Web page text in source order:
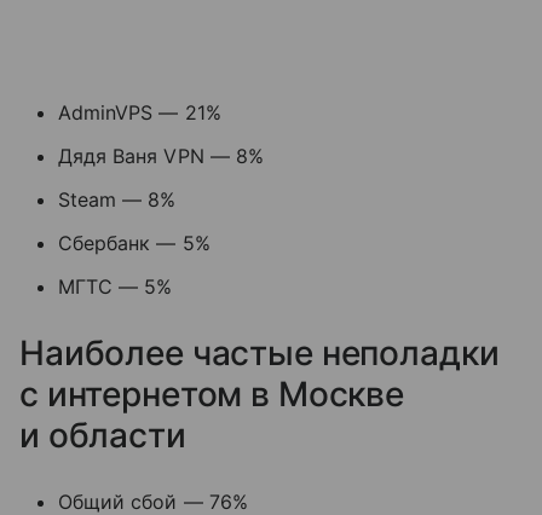
AdminVPS — 21%
Дядя Ваня VPN — 8%
Steam — 8%
Сбербанк — 5%
МГТС — 5%
Наиболее частые неполадки
с интернетом в Москве
и области
Общий сбой — 76%